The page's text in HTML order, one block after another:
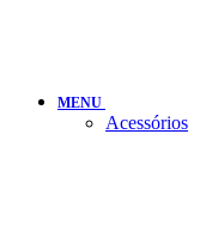
MENU
Acessórios